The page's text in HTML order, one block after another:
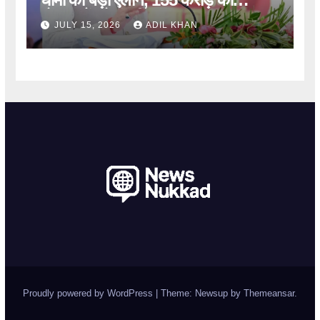
योजनाओं को मंजूरी
JULY 15, 2026 ADIL KHAN
Proudly powered by WordPress Theme: Newsup by Themeansar.